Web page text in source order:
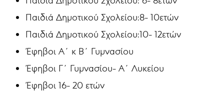
Παιδιά Δημοτικού Σχολείου:8- 10ετών
Παιδιά Δημοτικού Σχολείου:10- 12ετών
Έφηβοι Α΄ κ Β΄ Γυμνασίου
Έφηβοι Γ΄ Γυμνασίου- Α΄ Λυκείου
Έφηβοι 16- 20 ετών